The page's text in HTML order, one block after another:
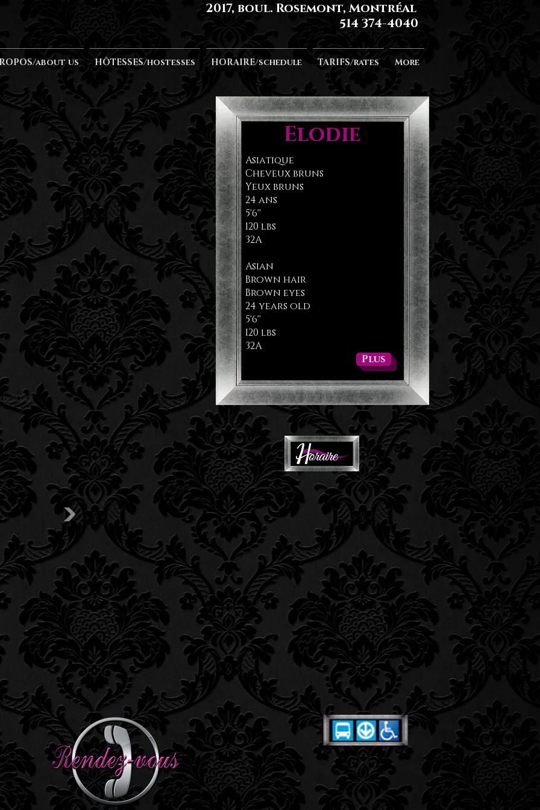
2017, boul. Rosemont, Montréal
514 374-4040
about us HÔTESSES/hostesses HORAIRE/schedule TARIFS/rates More
voir plus
Elodie
Asiatique
Cheveux bruns
Yeux bruns
24 ans
5'6''
120 lbs
32A
Asian
Brown hair
Brown eyes
24 years old
5'6''
120 lbs
32A
Plus